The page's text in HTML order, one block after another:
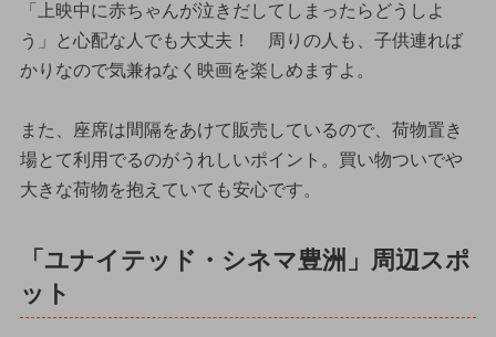
「上映中に赤ちゃんが泣きだしてしまったらどうしよ
う」と心配な人でも大丈夫！ 周りの人も、子供連れば
かりなので気兼ねなく映画を楽しめますよ。
また、座席は間隔をあけて販売しているので、荷物置き
場とて利用でるのがうれしいポイント。買い物ついでや
大きな荷物を抱えていても安心です。
「ユナイテッド・シネマ豊洲」周辺スポ
ット